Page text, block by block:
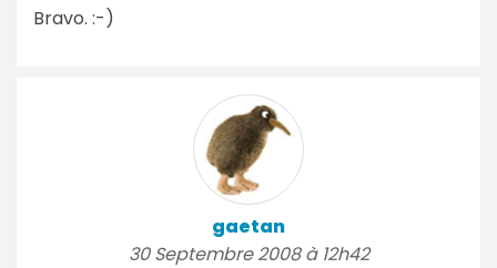
Bravo. :-)
gaetan
30 Septembre 2008 à 12h42